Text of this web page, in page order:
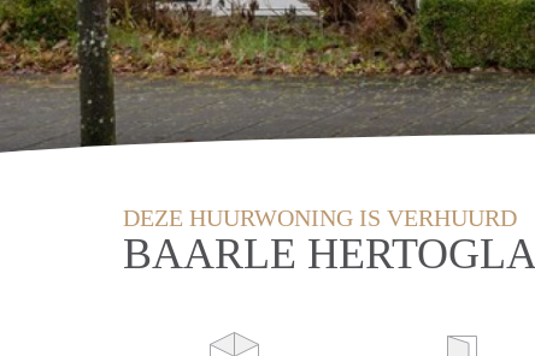
DEZE HUURWONING IS VERHUURD
BAARLE